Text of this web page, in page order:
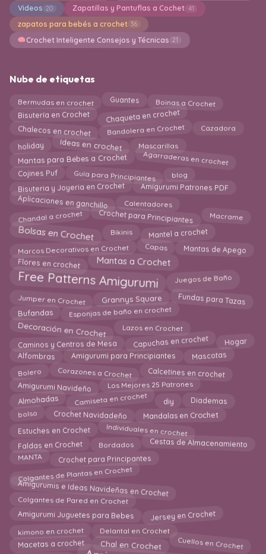
Videos 20 Zapatillas y Pantuflas a Cochet 41
zapatos para bebés a crochet 36
Crochet Inteligente Consejos y Técnicas 21
Nube de etiquetas
Bermudas en crochet Guantes Boinas a Crochet
Bisutería en Crochet Chaqueta en crochet
Chalecos en crochet Bandolera en Crochet Cazadora
holiday Ideas en crochet Mascarillas
Mantas para Bebes a Crochet Agarraderas en crochet
Cojines Puf Guía para Principiantes blog
Bisuteria y Joyeria en Crochet Amigurumi Patrones PDF
Aplicaciones en ganchillo Calentadores
Chandal a crochet Crochet para Principiantes Macrame
Bolsas en Crochet Bikinis Mantel a crochet
Marcos Decorativos en Crochet Capas Mantas de Apego
Flores en crochet Mantas a Crochet
Free Patterns Amigurumi Juegos de Baño
Jumper en Crochet Grannys Square Fundas para Tazas
Bufandas Esponjas de baño en crochet
Decoración en Crochet Lazos en Crochet
Caminos y Centros de Mesa Capuchas en crochet Hogar
Alfombras Amigurumi para Principiantes Mascotas
Bolero Corazones a Crochet Calcetines en crochet
Amigurumi Navideño Los Mejores 25 Patrones
Almohadas Camiseta en crochet diy Diademas
bolso Crochet Navidadeño Mandalas en Crochet
Estuches en Crochet Individuales en crochet
Faldas en Crochet Bordados Cestas de Almacenamiento
MANTA Crochet para Principantes
Colgantes de Plantas en Crochet
Amigurumis e Ideas Navideñas en Crochet
Colgantes de Pared en Crochet
Amigurumi Juguetes para Bebes Jersey en Crochet
kimono en crochet Delantal en Crochet
Macetas a crochet Chal en Crochet Cuellos en Crochet